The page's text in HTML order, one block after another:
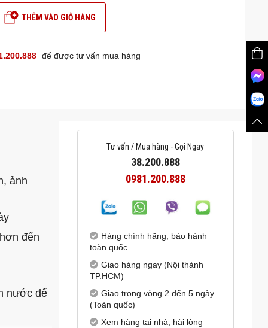
THÊM VÀO GIỎ HÀNG
để được tư vấn mua hàng
ảnh
đến
nước để
Tư vấn / Mua hàng - Gọi Ngay
38.200.888
0981.200.888
Hàng chính hãng, bảo hành
toàn quốc
Giao hàng ngay (Nội thành
TP.HCM)
Giao trong vòng 2 đến 5 ngày
(Toàn quốc)
Xem hàng tại nhà, hài lòng